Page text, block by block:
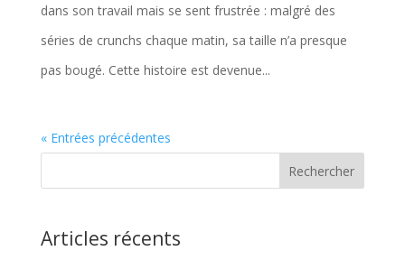
dans son travail mais se sent frustrée : malgré des
séries de crunchs chaque matin, sa taille n’a presque
pas bougé. Cette histoire est devenue...
« Entrées précédentes
Articles récents